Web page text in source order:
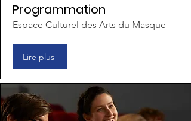
Programmation
Espace Culturel des Arts du Masque
Lire plus